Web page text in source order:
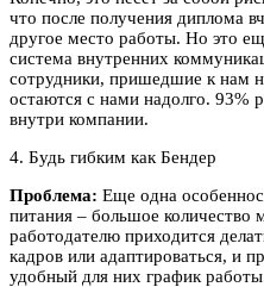
что после получения диплома
другое место работы. Но это
система внутренних
сотрудники, пришедшие к нам
остаются с нами надолго. 93%
внутри компании.
4. Будь гибким как Бендер
Проблема: Еще одна
питания – большое количество
работодателю приходится
кадров или адаптироваться, и
удобный для них график